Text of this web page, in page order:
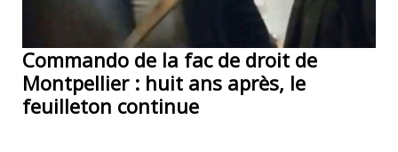
Commando de la fac de droit de
Montpellier : huit ans après, le
feuilleton continue